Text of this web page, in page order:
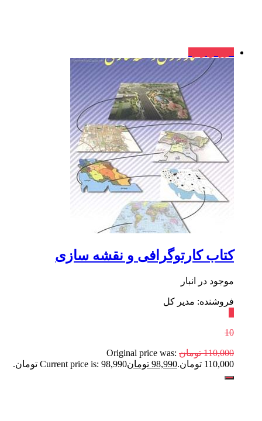
کتاب کارتوگرافی و نقشه سازی
موجود در انبار
فروشنده: مدیر کل
10
110,000 تومان Original price was:
110,000 تومان.
98,990 تومانCurrent price is: 98,990 تومان.